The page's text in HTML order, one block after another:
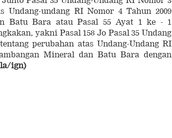
Undang-undang RI Nomor 4 Tahun 2009
Batu Bara atau Pasal 55 Ayat 1 ke - 1
yakni Pasal 158 Jo Pasal 35 Undang
perubahan atas Undang-Undang RI
Mineral dan Batu Bara dengan
ign)